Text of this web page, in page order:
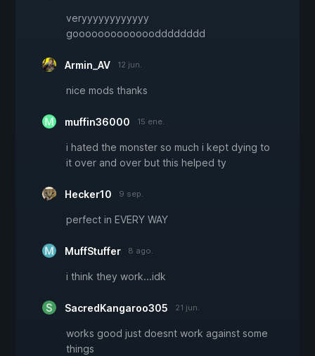
veryyyyyyyyyyyy
gooooooooooooodddddddd
Armin_AV 12 jun.
nice mods thanks
muffin36000 15 ene.
i hated the monster so much i kept dying to
it over and over but this helped ty
Hecker10 9 sep.
perfect in EVERY WAY
MuffStuffer 8 ago.
i think they work...idk
SacredKangaroo305 21 jun.
works good just doesnt work against some
things